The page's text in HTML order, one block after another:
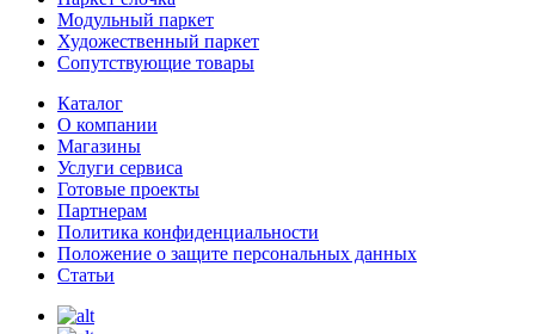
Модульный паркет
Художественный паркет
Сопутствующие товары
Каталог
О компании
Магазины
Услуги сервиса
Готовые проекты
Партнерам
Политика конфиденциальности
Положение о защите персональных данных
Статьи